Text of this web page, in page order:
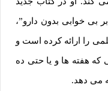
بی خوابی بدون دارو”،
را ارائه کرده است و
که هفته ها و یا حتی ده
می دهد.